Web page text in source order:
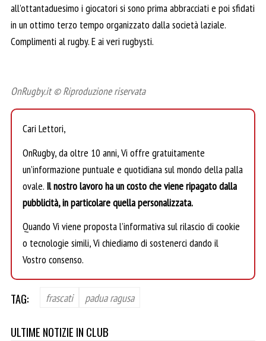
all’ottantaduesimo i giocatori si sono prima abbracciati e poi sfidati
in un ottimo terzo tempo organizzato dalla società laziale.
Complimenti al rugby. E ai veri rugbysti.
OnRugby.it © Riproduzione riservata
Cari Lettori,
OnRugby, da oltre 10 anni, Vi offre gratuitamente
un’informazione puntuale e quotidiana sul mondo della palla
ovale. Il nostro lavoro ha un costo che viene ripagato dalla
pubblicità, in particolare quella personalizzata.
Quando Vi viene proposta l’informativa sul rilascio di cookie
o tecnologie simili, Vi chiediamo di sostenerci dando il
Vostro consenso.
TAG: frascati padua ragusa
ULTIME NOTIZIE IN CLUB